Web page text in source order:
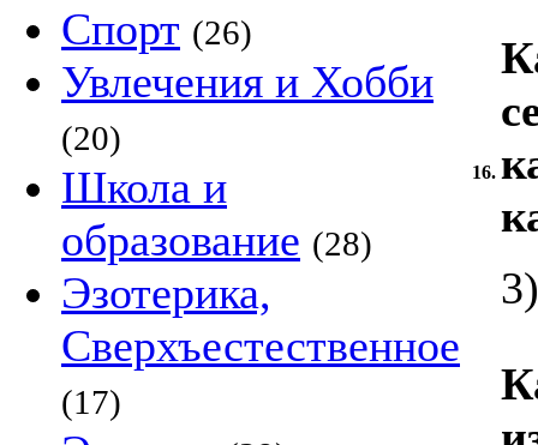
Спорт (26)
Увлечения и Хобби
(20)
Школа и
образование (28)
Эзотерика,
Сверхъестественное
(17)
16.